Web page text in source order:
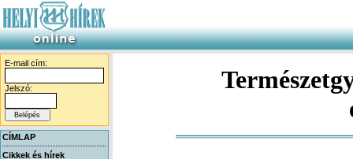
E-mail cím:
Jelszó:
CÍMLAP
Cikkek és hírek